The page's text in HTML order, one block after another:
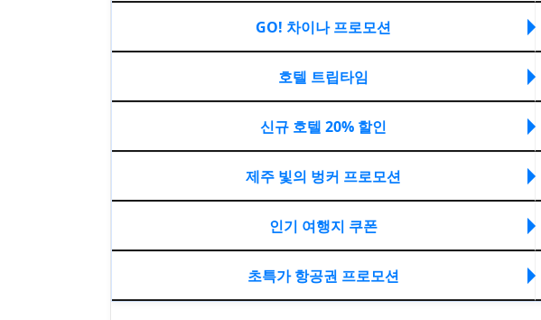
GO! 차이나 프로모션
호텔 트립타임
신규 호텔 20% 할인
제주 빛의 벙커 프로모션
인기 여행지 쿠폰
초특가 항공권 프로모션